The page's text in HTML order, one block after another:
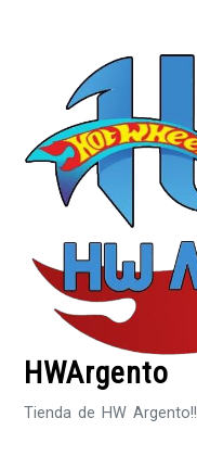
HWArgento
Tienda de HW Argento!!